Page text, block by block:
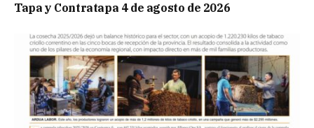
Tapa y Contratapa 4 de agosto de 2026